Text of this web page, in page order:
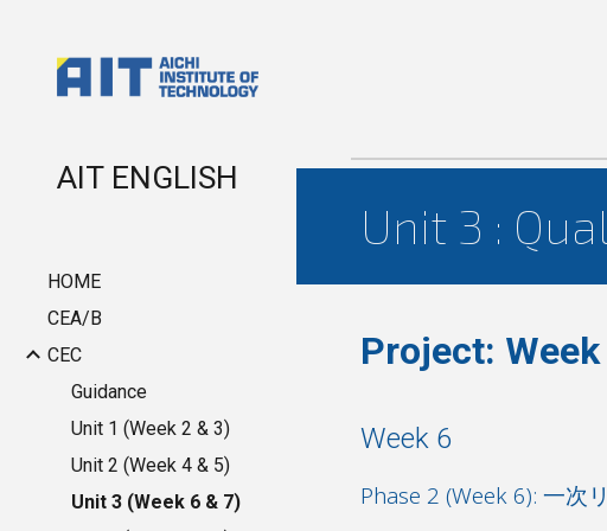
AIT ENGLISH
HOME
CEA/B
CEC
Guidance
Unit 1 (Week 2 & 3)
Unit 2 (Week 4 & 5)
Unit 3 (Week 6 & 7)
Unit 3 :
Project:
Week 6
Phase 2 (Week 6): 一次